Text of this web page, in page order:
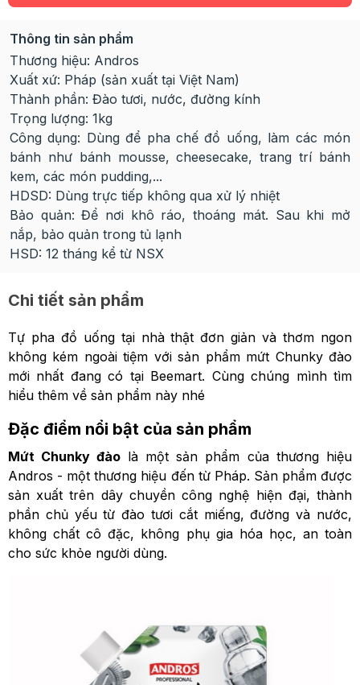
Thông tin sản phẩm
Thương hiệu: Andros
Xuất xứ: Pháp (sản xuất tại Việt Nam)
Thành phần: Đào tươi, nước, đường kính
Trọng lượng: 1kg
Công dụng: Dùng để pha chế đồ uống, làm các món
bánh như bánh mousse, cheesecake, trang trí bánh
kem, các món pudding,...
HDSD: Dùng trực tiếp không qua xử lý nhiệt
Bảo quản: Để nơi khô ráo, thoáng mát. Sau khi mở
nắp, bảo quản trong tủ lạnh
HSD: 12 tháng kể từ NSX
Chi tiết sản phẩm
Tự pha đồ uống tại nhà thật đơn giản và thơm ngon
không kém ngoài tiệm với sản phẩm mứt Chunky đào
mới nhất đang có tại Beemart. Cùng chúng mình tìm
hiểu thêm về sản phẩm này nhé
Đặc điểm nổi bật của sản phẩm
Mứt Chunky đào là một sản phẩm của thương hiệu
Andros - một thương hiệu đến từ Pháp. Sản phẩm được
sản xuất trên dây chuyền công nghệ hiện đại, thành
phần chủ yếu từ đào tươi cắt miếng, đường và nước,
không chất cô đặc, không phụ gia hóa học, an toàn
cho sức khỏe người dùng.